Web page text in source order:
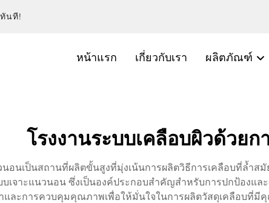
นที!
หน้าแรก เกี่ยวกับเรา ผลิตภัณฑ์
โรงงานระบบเคลือบผิวด้วยก
นอนเป็นสถานที่ผลิตขั้นสูงที่มุ่งเน้นการผลิตวิธีการเคลือบที่ล้ำ
เจาะแนวนอน ซึ่งเป็นองค์ประกอบสำคัญสำหรับการปกป้องแ
ละการควบคุมคุณภาพเพื่อให้มั่นใจในการผลิตวัสดุเคลือบที่มี